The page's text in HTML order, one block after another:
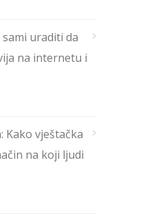
uraditi da
na internetu i
Kako vještačka
na koji ljudi